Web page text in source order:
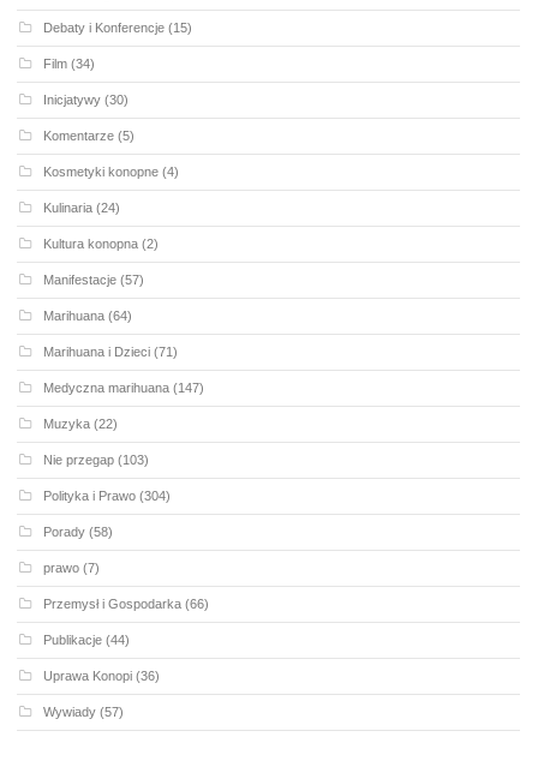
Debaty i Konferencje (15)
Film (34)
Inicjatywy (30)
Komentarze (5)
Kosmetyki konopne (4)
Kulinaria (24)
Kultura konopna (2)
Manifestacje (57)
Marihuana (64)
Marihuana i Dzieci (71)
Medyczna marihuana (147)
Muzyka (22)
Nie przegap (103)
Polityka i Prawo (304)
Porady (58)
prawo (7)
Przemysł i Gospodarka (66)
Publikacje (44)
Uprawa Konopi (36)
Wywiady (57)